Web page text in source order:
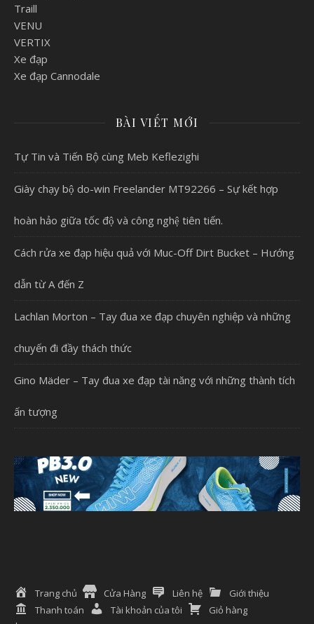
Traill
VENU
VERTIX
Xe đạp
Xe đạp Cannodale
BÀI VIẾT MỚI
Tự Tin và Tiến Bộ cùng Meb Keflezighi
Giày chạy bộ do-win Freelander MT92266 – Sự kết hợp
hoàn hảo giữa tốc độ và công nghệ tiên tiến.
Cách rửa xe đạp hiệu quả với Muc-Off Dirt Bucket – Hướng
dẫn từ A đến Z
Lachlan Morton – Tay đua xe đạp chuyên nghiệp và những
chuyến đi đầy thách thức
Gino Mäder – Tay đua xe đạp tài năng với những thành tích
ấn tượng
Trang chủ Cửa Hàng Liên hệ
Giới thiệu
Thanh toán
Tài khoản của tôi Giỏ hàng